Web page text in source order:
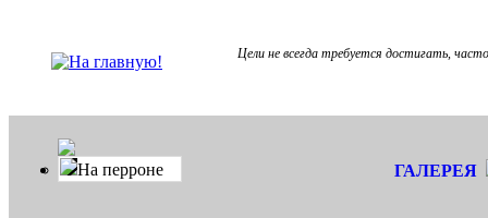
Цели не всегда требуется достигать,
На перроне ГАЛЕРЕЯ